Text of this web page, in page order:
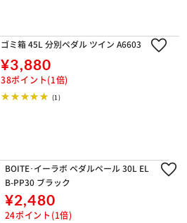
ゴミ箱 45L 分別ペダル ツイン A6603
¥3,880
38ポイント(1倍)
(1)
BOITE･イーラボ ペダルペール 30L EL
B-PP30 ブラック
¥2,480
24ポイント(1倍)